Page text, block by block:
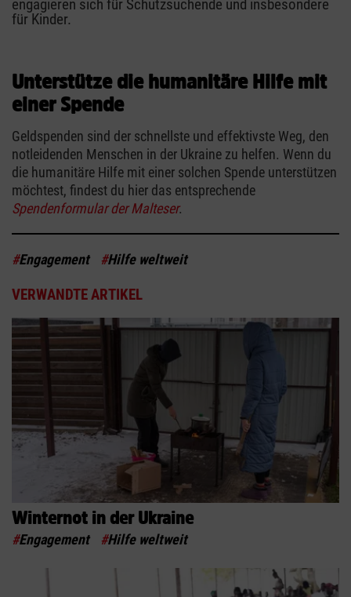
engagieren sich für Schutzsuchende und insbesondere
für Kinder.
Unterstütze die humanitäre Hilfe mit
einer Spende
Geldspenden sind der schnellste und effektivste Weg, den
notleidenden Menschen in der Ukraine zu helfen. Wenn du
die humanitäre Hilfe mit einer solchen Spende unterstützen
möchtest, findest du hier das entsprechende
Spendenformular der Malteser.
#Engagement #Hilfe weltweit
VERWANDTE ARTIKEL
Winternot in der Ukraine
#Engagement #Hilfe weltweit